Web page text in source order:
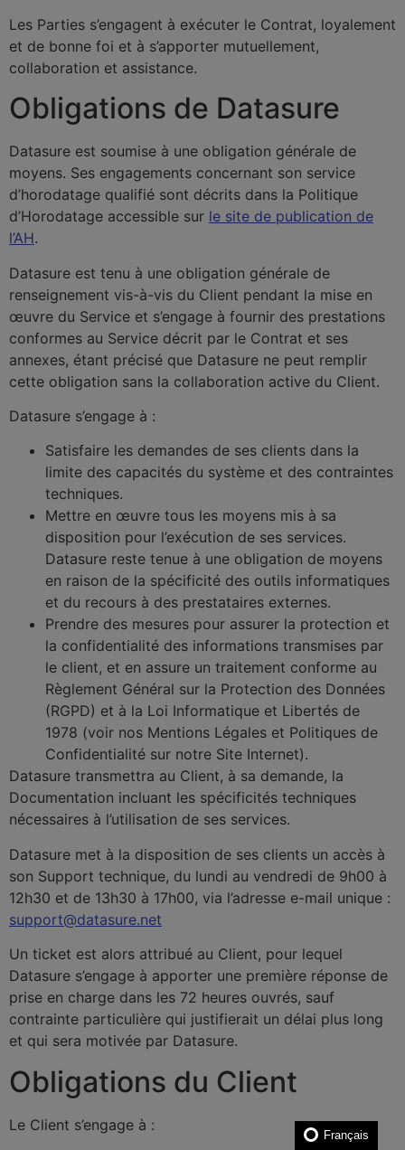
Les Parties s’engagent à exécuter le Contrat, loyalement
et de bonne foi et à s’apporter mutuellement,
collaboration et assistance.
Obligations de Datasure
Datasure est soumise à une obligation générale de
moyens. Ses engagements concernant son service
d’horodatage qualifié sont décrits dans la Politique
d’Horodatage accessible sur le site de publication de
l’AH.
Datasure est tenu à une obligation générale de
renseignement vis-à-vis du Client pendant la mise en
œuvre du Service et s’engage à fournir des prestations
conformes au Service décrit par le Contrat et ses
annexes, étant précisé que Datasure ne peut remplir
cette obligation sans la collaboration active du Client.
Datasure s’engage à :
Satisfaire les demandes de ses clients dans la
limite des capacités du système et des contraintes
techniques.
Mettre en œuvre tous les moyens mis à sa
disposition pour l’exécution de ses services.
Datasure reste tenue à une obligation de moyens
en raison de la spécificité des outils informatiques
et du recours à des prestataires externes.
Prendre des mesures pour assurer la protection et
la confidentialité des informations transmises par
le client, et en assure un traitement conforme au
Règlement Général sur la Protection des Données
(RGPD) et à la Loi Informatique et Libertés de
1978 (voir nos Mentions Légales et Politiques de
Confidentialité sur notre Site Internet).
Datasure transmettra au Client, à sa demande, la
Documentation incluant les spécificités techniques
nécessaires à l’utilisation de ses services.
Datasure met à la disposition de ses clients un accès à
son Support technique, du lundi au vendredi de 9h00 à
12h30 et de 13h30 à 17h00, via l’adresse e-mail unique :
support@datasure.net
Un ticket est alors attribué au Client, pour lequel
Datasure s’engage à apporter une première réponse de
prise en charge dans les 72 heures ouvrés, sauf
contrainte particulière qui justifierait un délai plus long
et qui sera motivée par Datasure.
Obligations du Client
Le Client s’engage à :
Français